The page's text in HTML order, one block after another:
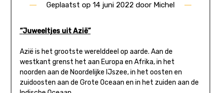
Geplaatst op 14 juni 2022 door Michel
“Juweeltjes uit Azië”
Azië is het grootste werelddeel op aarde. Aan de
westkant grenst het aan Europa en Afrika, in het
noorden aan de Noordelijke IJszee, in het oosten en
zuidoosten aan de Grote Oceaan en in het zuiden aan de